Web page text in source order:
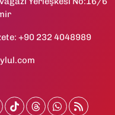
+90 232 4048989